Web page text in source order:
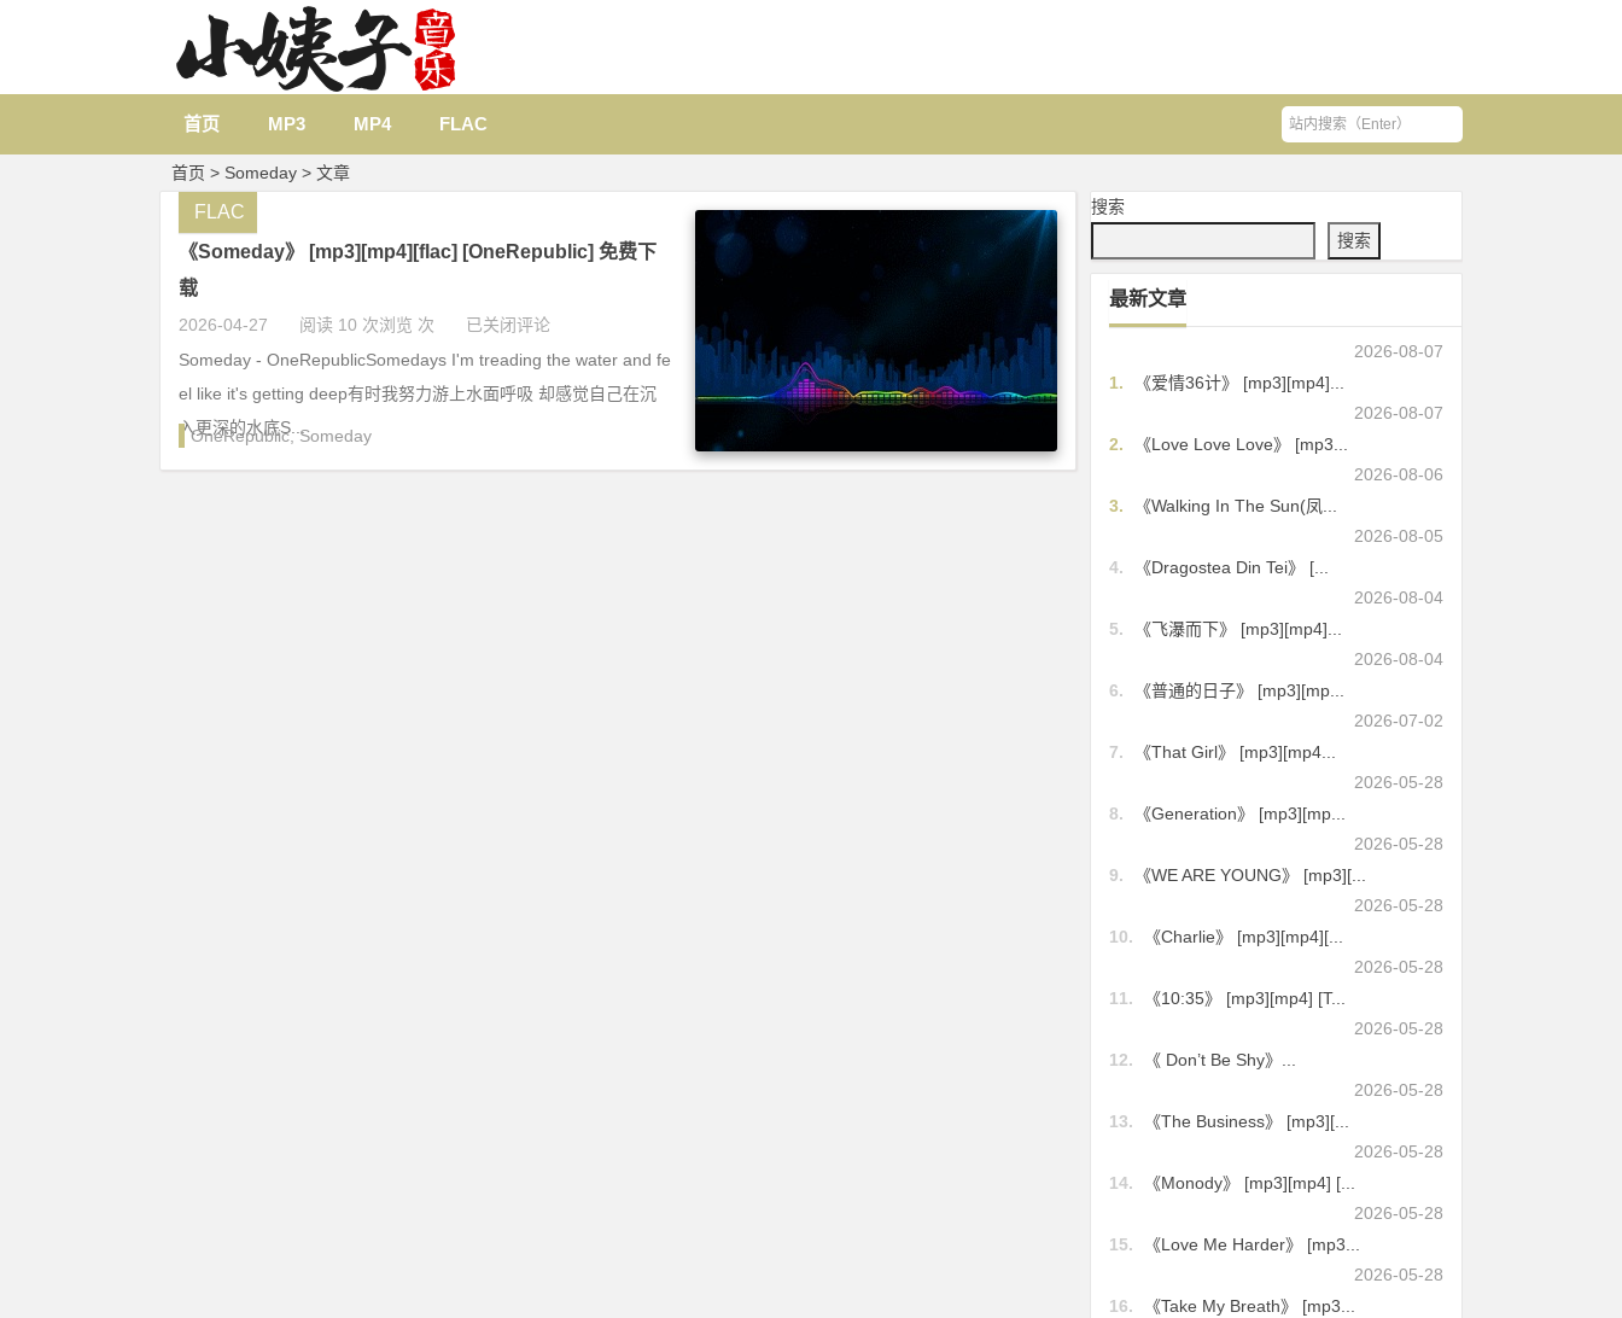
首页 MP3 MP4 FLAC
首页 > Someday > 文章
《Someday》 [mp3][mp4][flac] [OneRepublic] 免费下
载
2026-04-27 阅读 10 次浏览 次 已关闭评论
FLAC
Someday - OneRepublicSomedays I'm treading the water and fe
el like it's getting deep有时我努力游上水面呼吸 却感觉自己在沉
入更深的水底S...
OneRepublic,Someday
搜索
搜索
最新文章
2026-08-07
1.
《爱情36计》 [mp3][mp4]...
2026-08-07
2.
《Love Love Love》 [mp3...
2026-08-06
3.
《Walking In The Sun(凤...
2026-08-05
4.
《Dragostea Din Tei》 [...
2026-08-04
5.
《飞瀑而下》 [mp3][mp4]...
2026-08-04
6.
《普通的日子》 [mp3][mp...
2026-07-02
7.
《That Girl》 [mp3][mp4...
2026-05-28
8.
《Generation》 [mp3][mp...
2026-05-28
9.
《WE ARE YOUNG》 [mp3][...
2026-05-28
10.
《Charlie》 [mp3][mp4][...
2026-05-28
11.
《10:35》 [mp3][mp4] [T...
2026-05-28
12.
《 Don’t Be Shy》...
2026-05-28
13.
《The Business》 [mp3][...
2026-05-28
14.
《Monody》 [mp3][mp4] [...
2026-05-28
15.
《Love Me Harder》 [mp3...
2026-05-28
16.
《Take My Breath》 [mp3...